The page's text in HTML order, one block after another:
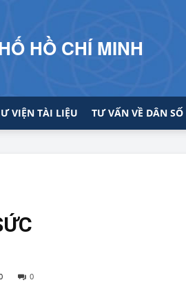
HỒ CHÍ MINH
VIỆN TÀI LIỆU TƯ VẤN VỀ DÂN SỐ
0